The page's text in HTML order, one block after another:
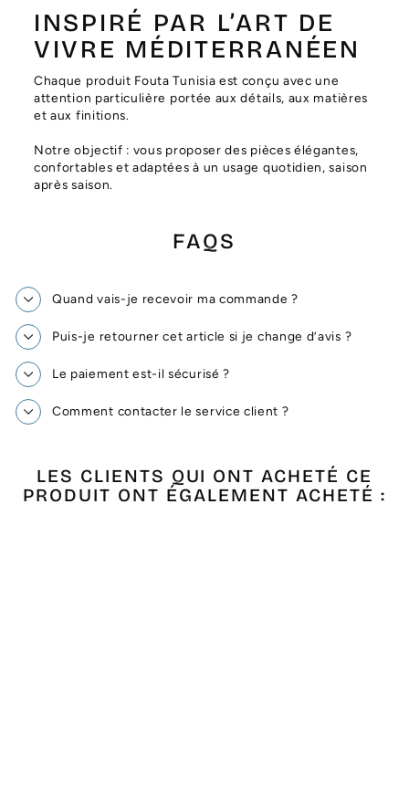
INSPIRÉ PAR L’ART DE
VIVRE MÉDITERRANÉEN
Chaque produit Fouta Tunisia est conçu avec une
attention particulière portée aux détails, aux matières
et aux finitions.
Notre objectif : vous proposer des pièces élégantes,
confortables et adaptées à un usage quotidien, saison
après saison.
FAQS
Quand vais-je recevoir ma commande ?
Puis-je retourner cet article si je change d’avis ?
Le paiement est-il sécurisé ?
Comment contacter le service client ?
LES CLIENTS QUI ONT ACHETÉ CE
PRODUIT ONT ÉGALEMENT ACHETÉ :